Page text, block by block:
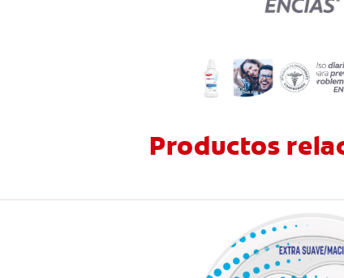
Productos